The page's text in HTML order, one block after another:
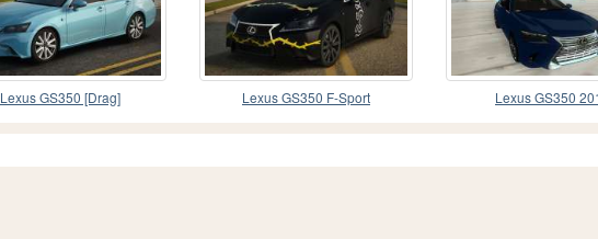
Lexus GS350 [Drag] Lexus GS350 F-Sport Lexus GS350